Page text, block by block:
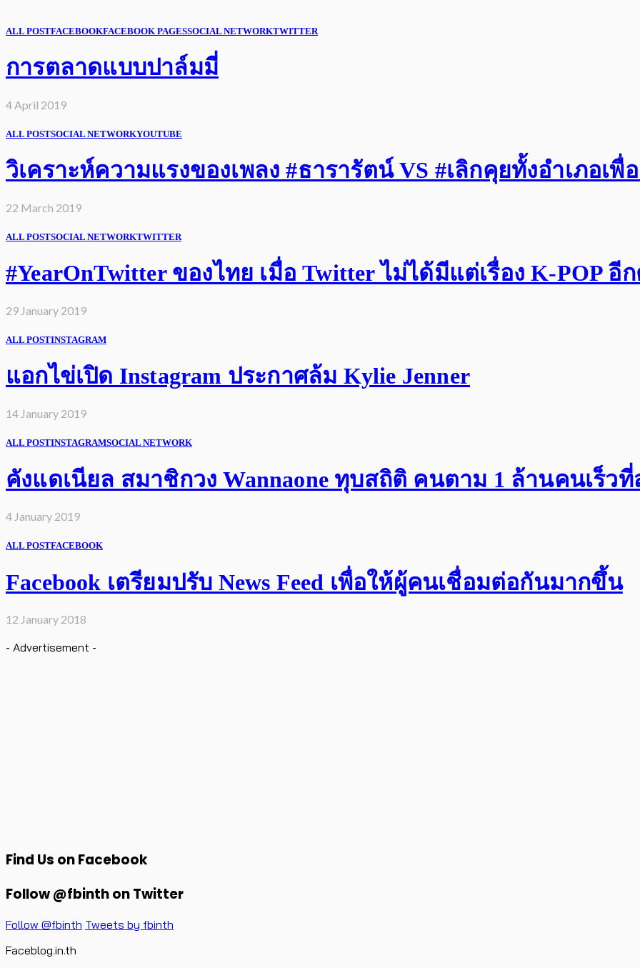
ALL POSTFACEBOOKFACEBOOK PAGESSOCIAL NETWORKTWITTER
การตลาดแบบปาล์มมี่
4 April 2019
ALL POSTSOCIAL NETWORKYOUTUBE
วิเคราะห์ความแรงของเพลง #ธารารัตน์ VS #เลิกคุยทั้งอำเภอเพื่
22 March 2019
ALL POSTSOCIAL NETWORKTWITTER
#YearOnTwitter ของไทย เมื่อ Twitter ไม่ได้มีแต่เรื่อง K-POP อี
29 January 2019
ALL POSTINSTAGRAM
แอกไข่เปิด Instagram ประกาศล้ม Kylie Jenner
14 January 2019
ALL POSTINSTAGRAMSOCIAL NETWORK
คังแดเนียล สมาชิกวง Wannaone ทุบสถิติ คนตาม 1 ล้านคนเร็วที่
4 January 2019
ALL POSTFACEBOOK
Facebook เตรียมปรับ News Feed เพื่อให้ผู้คนเชื่อมต่อกันมากขึ้น
12 January 2018
- Advertisement -
Find Us on Facebook
Follow @fbinth on Twitter
Follow @fbinth Tweets by fbinth
Faceblog.in.th